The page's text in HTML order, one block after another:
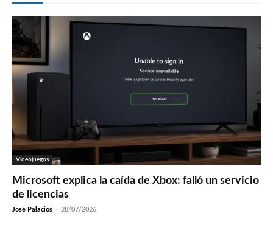
Videojuegos
Microsoft explica la caída de Xbox: falló un servicio
de licencias
José Palacios - 28/07/2026